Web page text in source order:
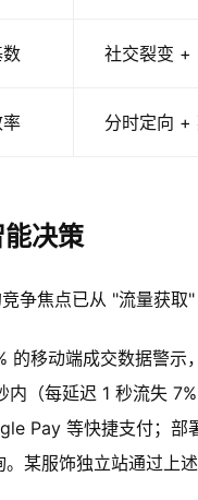
社交裂变 +
分时定向 +
决策
争焦点已从 "流量获取"
移动端成交数据警示
（每延迟 1 秒流失
Pay 等快捷支付；部
某服饰独立站通过上